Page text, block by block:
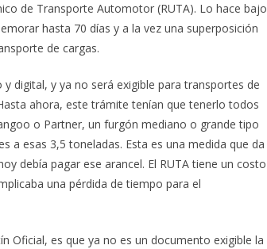
de Transporte Automotor (RUTA). Lo hace bajo
hasta 70 días y a la vez una superposición
de cargas.
digital, y ya no será exigible para transportes de
ahora, este trámite tenían que tenerlo todos
o Partner, un furgón mediano o grande tipo
a esas 3,5 toneladas. Esta es una medida que da
debía pagar ese arancel. El RUTA tiene un costo
una pérdida de tiempo para el
Oficial, es que ya no es un documento exigible la